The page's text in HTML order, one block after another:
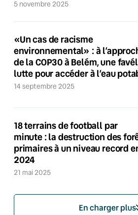
5 novembre 2025
«Un cas de racisme
environnemental» : à
de la COP30 à Belém, une
lutte pour accéder à l’eau
14 septembre 2025
18 terrains de football par
minute : la destruction des
primaires à un niveau record
2024
21 mai 2025
En charger plus